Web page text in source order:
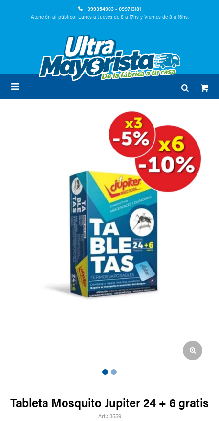
099354903 - 099713181
Atención al público: Lunes a Jueves de 8 a 17hs y Viernes de 8 a 16hs.

Tableta Mosquito Jupiter 24 + 6 gratis
3559